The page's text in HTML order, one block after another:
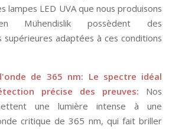
lampes LED UVA que nous produisons
Mühendislik possèdent des
supérieures adaptées à ces conditions
de 365 nm: Le spectre idéal
précise des preuves: Nos
une lumière intense à une
critique de 365 nm, qui fait briller